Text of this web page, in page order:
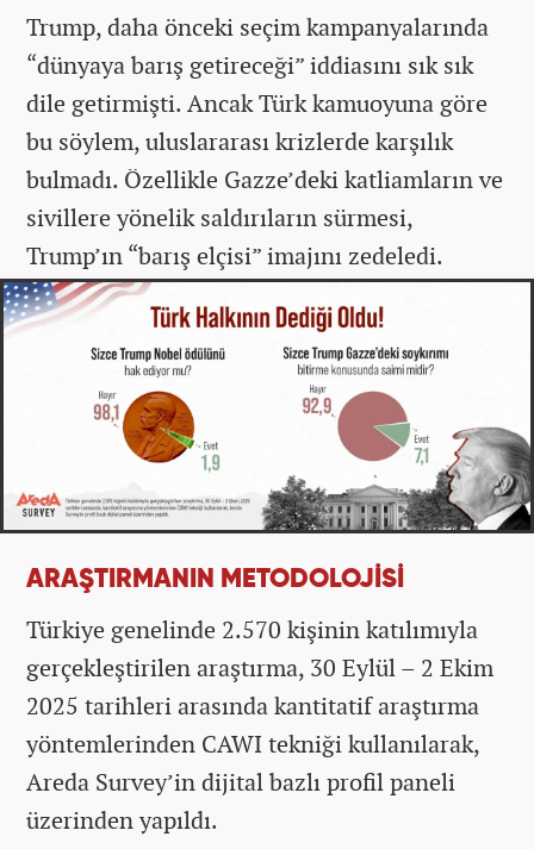
Trump, daha önceki seçim kampanyalarında
“dünyaya barış getireceği” iddiasını sık sık
dile getirmişti. Ancak Türk kamuoyuna göre
bu söylem, uluslararası krizlerde karşılık
bulmadı. Özellikle Gazze’deki katliamların ve
sivillere yönelik saldırıların sürmesi,
Trump’ın “barış elçisi” imajını zedeledi.
ARAŞTIRMANIN METODOLOJİSİ
Türkiye genelinde 2.570 kişinin katılımıyla
gerçekleştirilen araştırma, 30 Eylül – 2 Ekim
2025 tarihleri arasında kantitatif araştırma
yöntemlerinden CAWI tekniği kullanılarak,
Areda Survey’in dijital bazlı profil paneli
üzerinden yapıldı.